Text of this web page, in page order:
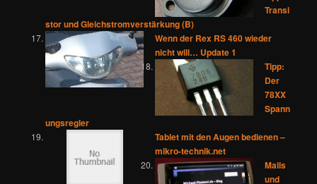
Transi
stor und Gleichstromverstärkung (B)
Wenn der Rex RS 460 wieder
nicht will… Update 1
Tipp:
Der
78XX
Spann
ungsregler
Tablet mit den Augen bedienen –
mikro-technik.net
Mails
und